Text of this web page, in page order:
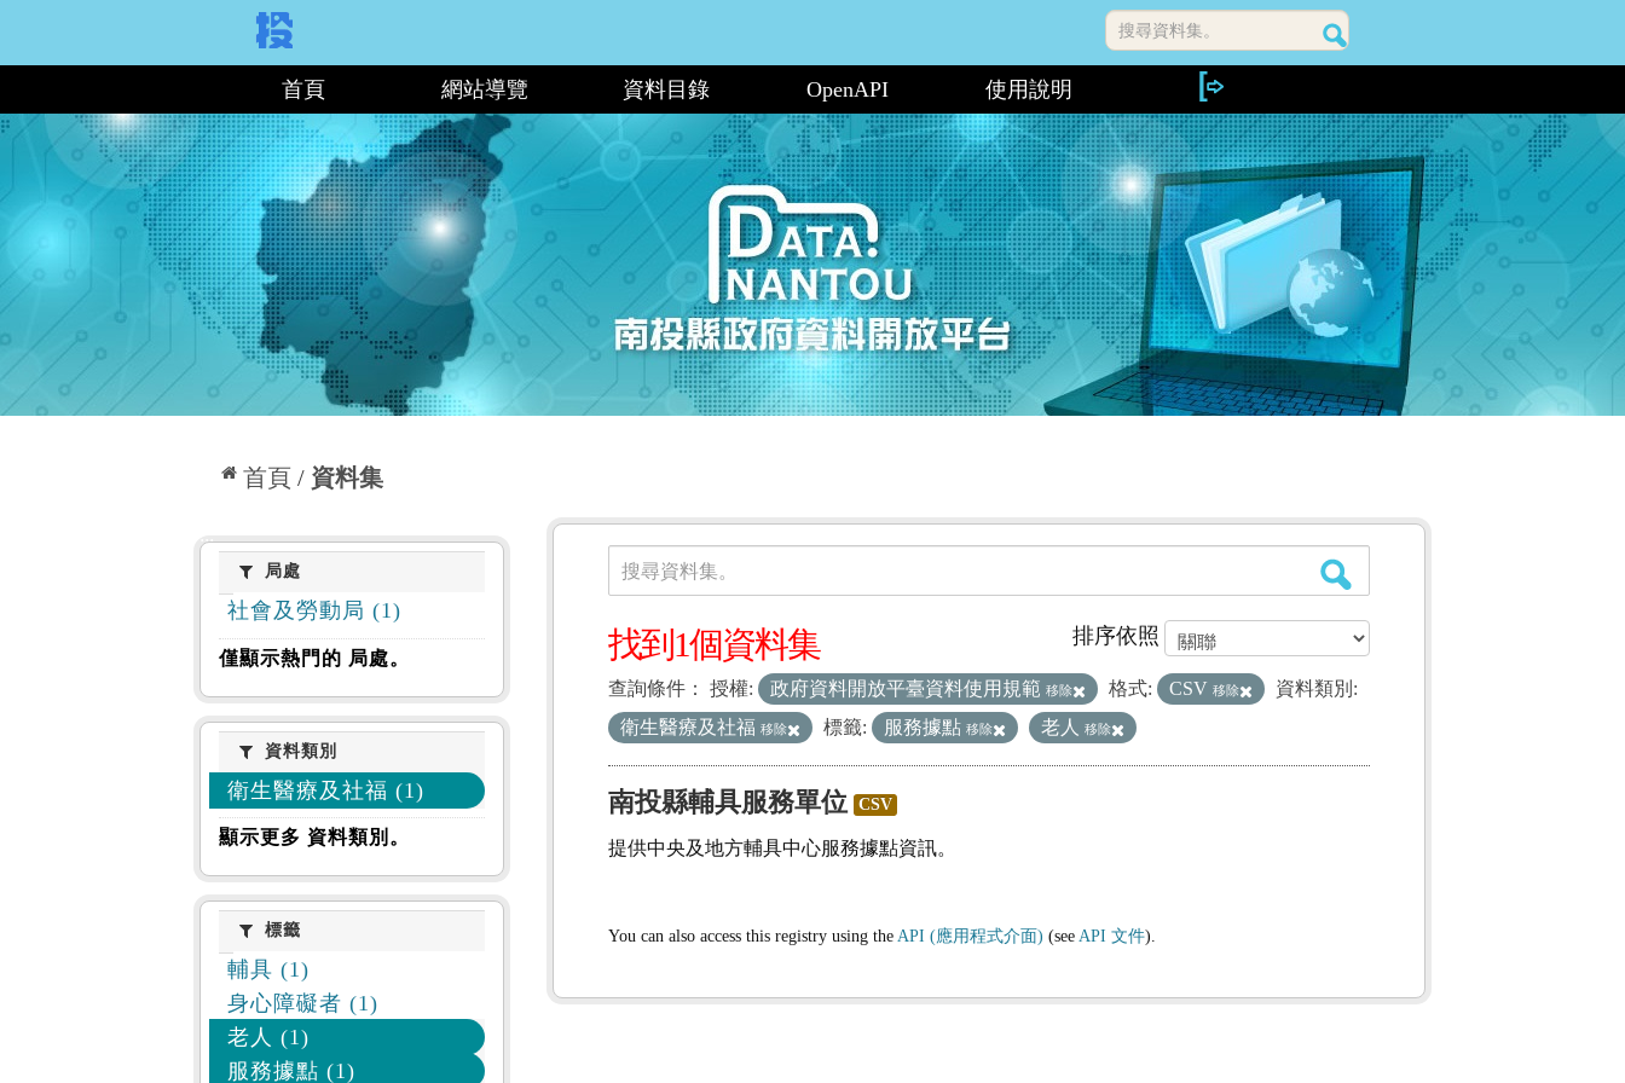
搜尋資料集。
首頁 網站導覽 資料目錄 OpenAPI 使用說明
首頁 資料集
局處局處
社會及勞動局 (1)
僅顯示熱門的 局處。
資料類別
資料類別
衛生醫療及社福 (1)
顯示更多 資料類別。
標籤標籤
輔具 (1)
身心障礙者 (1)
老人 (1)
服務據點 (1)
資料集
搜尋資料集。
排序依照
找到1個資料集
查詢條件： 授權: 政府資料開放平臺資料使用規範 移除 格式: CSV 移除
資料類別:
衛生醫療及社福 移除 標籤: 服務據點 移除 老人 移除
南投縣輔具服務單位 CSV
提供中央及地方輔具中心服務據點資訊。
You can also access this registry using the API (應用程式介面) (see API 文件).